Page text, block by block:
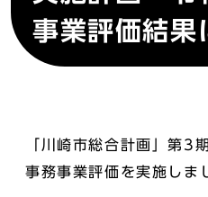
事業評価結果
「川崎市総合計画」第3
事務事業評価を実施しま